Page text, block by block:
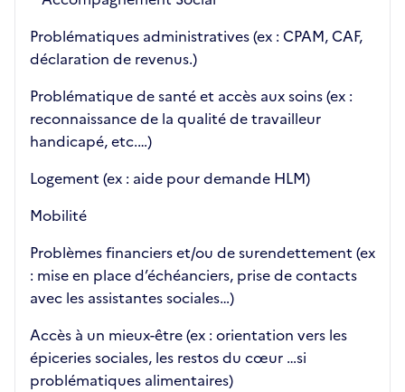
Problématiques administratives (ex : CPAM, CAF,
déclaration de revenus.)
Problématique de santé et accès aux soins (ex :
reconnaissance de la qualité de travailleur
handicapé, etc.…)
Logement (ex : aide pour demande HLM)
Mobilité
Problèmes financiers et/ou de surendettement (ex
: mise en place d’échéanciers, prise de contacts
avec les assistantes sociales…)
Accès à un mieux-être (ex : orientation vers les
épiceries sociales, les restos du cœur …si
problématiques alimentaires)